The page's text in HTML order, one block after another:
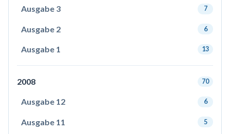
Ausgabe 3 7
Ausgabe 2 6
Ausgabe 1 13
2008 70
Ausgabe 12 6
Ausgabe 11 5